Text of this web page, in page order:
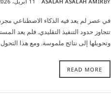
في عصر لم يعد فيه الذكاء الاصطناعي
تتجاوز حدود التنفيذ التقليدي. فلم يعد
وتحويلها إلى نتائج ملموسة. ومع هذا
READ MORE